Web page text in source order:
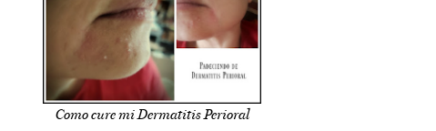
Como cure mi Dermatitis Perioral